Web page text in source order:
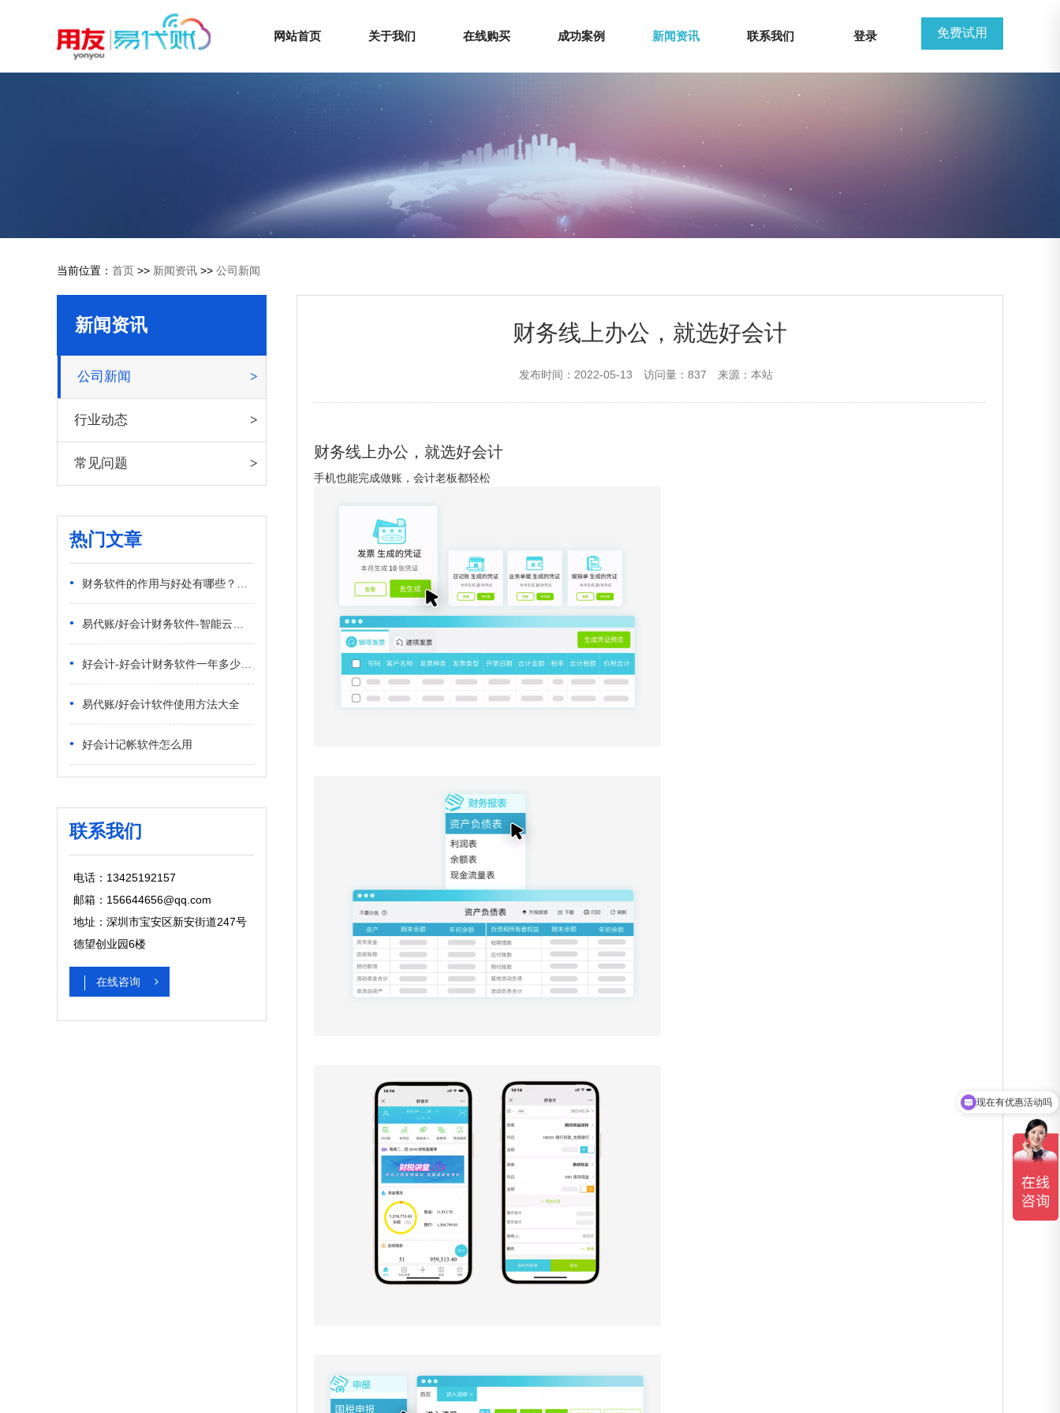
免费试用
网站首页 关于我们 在线购买 成功案例 新闻资讯 联系我们 登录
当前位置： 首页 >> 新闻资讯 >> 公司新闻
新闻资讯
公司新闻
行业动态
常见问题
热门文章
• 财务软件的作用与好处有哪些？财务软件的用途是什么？
• 易代账/好会计财务软件-智能云财税丨一体化 智能化 行业化
• 好会计-好会计财务软件一年多少钱？
• 易代账/好会计软件使用方法大全
• 好会计记帐软件怎么用
联系我们
电话：13425192157
邮箱：156644656@qq.com
地址：深圳市宝安区新安街道247号
德望创业园6楼
在线咨询
财务线上办公，就选好会计
发布时间：2022-05-13 访问量：837 来源：本站
财务线上办公，就选好会计
手机也能完成做账，会计老板都轻松
现在有优惠活动吗